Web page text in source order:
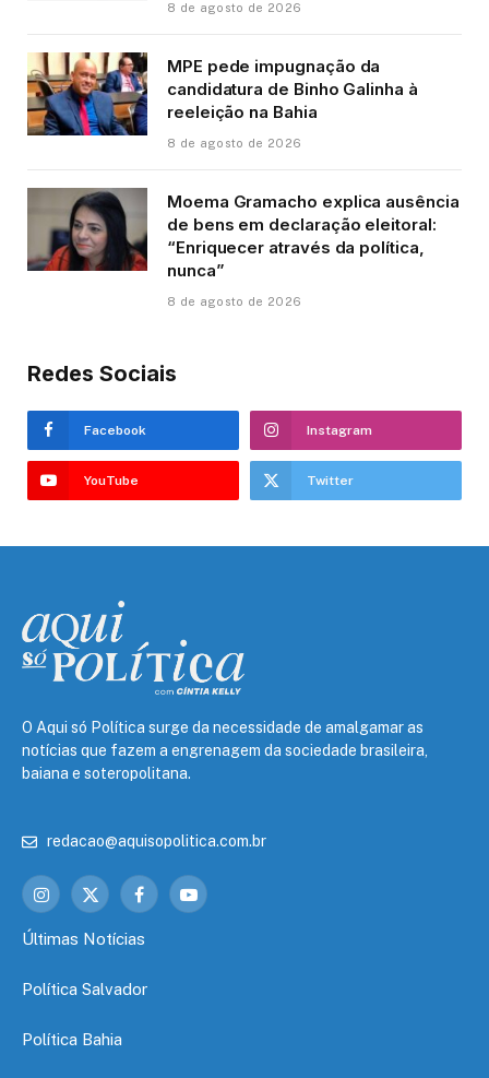
8 de agosto de 2026
MPE pede impugnação da
candidatura de Binho Galinha à
reeleição na Bahia
8 de agosto de 2026
Moema Gramacho explica ausência
de bens em declaração eleitoral:
“Enriquecer através da política,
nunca”
8 de agosto de 2026
Redes Sociais
Facebook Instagram
YouTube Twitter
O Aqui só Política surge da necessidade de amalgamar as
notícias que fazem a engrenagem da sociedade brasileira,
baiana e soteropolitana.
redacao@aquisopolitica.com.br
Instagram
X
FacebookYouTube
Últimas Notícias
Política Salvador
Política Bahia